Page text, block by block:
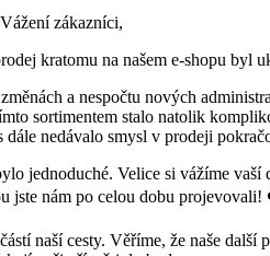
Vážení zákazníci,
kratomu na našem e-shopu byl
a nespočtu nových
sortimentem stalo natolik
dále nedávalo smysl v prodeji
jednoduché. Velice si vážíme vaší
jste nám po celou dobu
naší cesty. Věříme, že naše další